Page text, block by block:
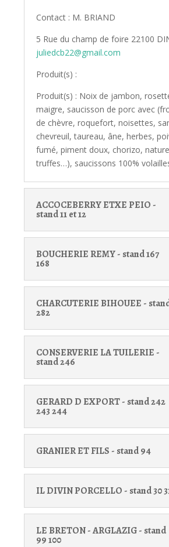
Contact : M. BRIAND
5 Rue du champ de foire 22100
juliedcb22@gmail.com
Produit(s) :
Produit(s) : Noix de jambon,
maigre, saucisson de porc avec
de chèvre, roquefort, noisettes,
chevreuil, taureau, âne, herbes,
fumé, piment doux, chorizo,
truffes…), saucissons 100%
ACCOCEBERRY ETXE PEIO -
stand 11 et 12
BOUCHERIE REMY - stand 167
168
CHARCUTERIE BIHOUEE -
282
CONSERVERIE LA TUILERIE -
stand 246
GERARD D EXPORT - stand 242
243 244
GRANIER ET FILS - stand 94
IL DIVIN PORCELLO - stand 30
LE BRETON - ARGLAZIG - stand
99 100